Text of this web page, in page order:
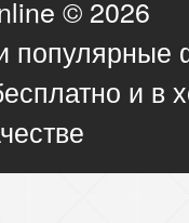
© 2026
и в